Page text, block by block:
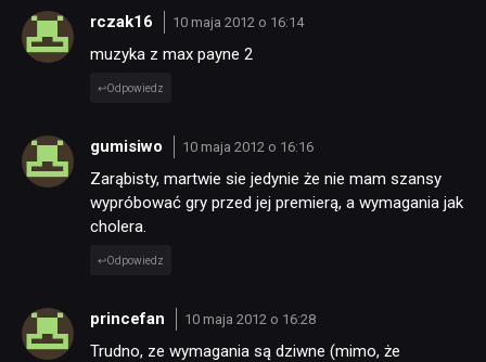
rczak16 10 maja 2012 o 16:14
muzyka z max payne 2
Odpowiedz
gumisiwo 10 maja 2012 o 16:16
Zarąbisty, martwie sie jedynie że nie mam szansy
wypróbować gry przed jej premierą, a wymagania jak
cholera.
Odpowiedz
princefan 10 maja 2012 o 16:28
Trudno, ze wymagania są dziwne (mimo, że